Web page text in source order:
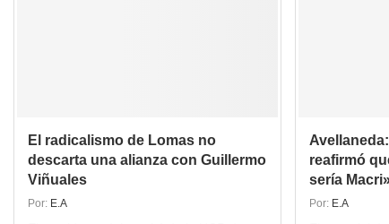
El radicalismo de Lomas no
descarta una alianza con Guillermo
Viñuales
Por: E.A
reafirmó
sería
Por: E.A